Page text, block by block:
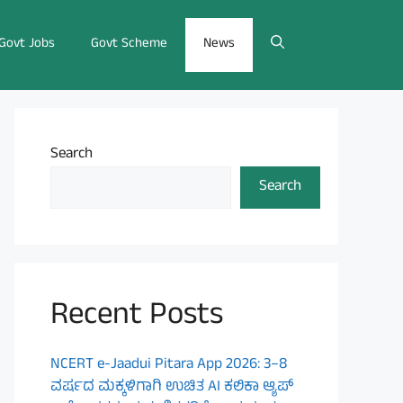
Jobs Govt Scheme News
Search
Search
Recent Posts
NCERT e-Jaadui Pitara App 2026: 3–8
ವರ್ಷದ ಮಕ್ಕಳಿಗಾಗಿ ಉಚಿತ AI ಕಲಿಕಾ ಆ್ಯಪ್